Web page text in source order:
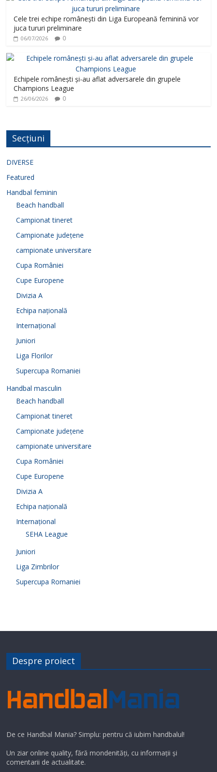
Cele trei echipe românești din Liga Europeană feminină vor
juca tururi preliminare
06/07/2026 0
Echipele românești și-au aflat adversarele din grupele
Champions League
26/06/2026 0
Secțiuni
DIVERSE
Featured
Handbal feminin
Beach handball
Campionat tineret
Campionate județene
campionate universitare
Cupa României
Cupe Europene
Divizia A
Echipa națională
Internațional
Juniori
Liga Florilor
Supercupa Romaniei
Handbal masculin
Beach handball
Campionat tineret
Campionate județene
campionate universitare
Cupa României
Cupe Europene
Divizia A
Echipa națională
Internațional
SEHA League
Juniori
Liga Zimbrilor
Supercupa Romaniei
Despre proiect
De ce Handbal Mania? Simplu: pentru că iubim handbalul!
Un ziar online quality, fără mondenități, cu informații și
comentarii de actualitate.